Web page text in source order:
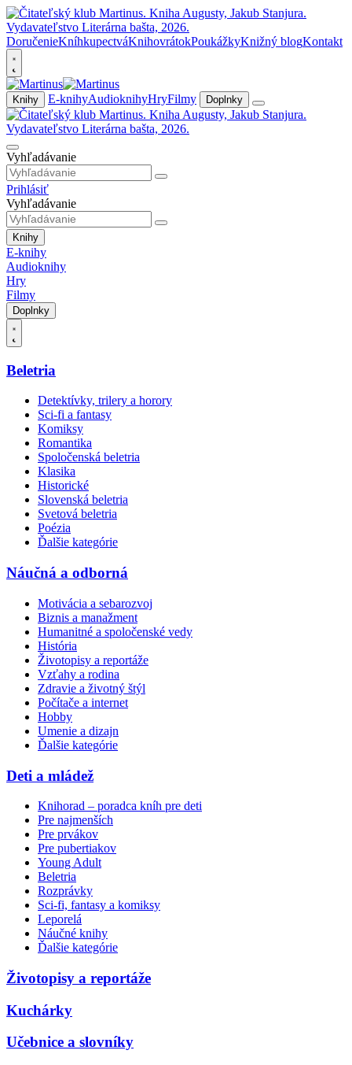
DoručenieKníhkupectváKnihovrátokPoukážkyKnižný blogKontakt
Knihy E-knihyAudioknihyHryFilmy Doplnky
Vyhľadávanie
Prihlásiť
Vyhľadávanie
Knihy
E-knihy
Audioknihy
Hry
Filmy
Doplnky
Beletria
Detektívky, trilery a horory
Sci-fi a fantasy
Komiksy
Romantika
Spoločenská beletria
Klasika
Historické
Slovenská beletria
Svetová beletria
Poézia
Ďalšie kategórie
Náučná a odborná
Motivácia a sebarozvoj
Biznis a manažment
Humanitné a spoločenské vedy
História
Životopisy a reportáže
Vzťahy a rodina
Zdravie a životný štýl
Počítače a internet
Hobby
Umenie a dizajn
Ďalšie kategórie
Deti a mládež
Knihorad – poradca kníh pre deti
Pre najmenších
Pre prvákov
Pre pubertiakov
Young Adult
Beletria
Rozprávky
Sci-fi, fantasy a komiksy
Leporelá
Náučné knihy
Ďalšie kategórie
Životopisy a reportáže
Kuchárky
Učebnice a slovníky